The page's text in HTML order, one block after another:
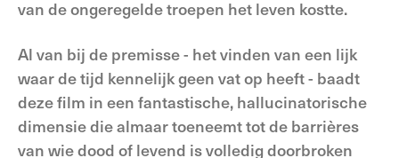
van de ongeregelde troepen het leven kostte.
Al van bij de premisse - het vinden van een lijk
waar de tijd kennelijk geen vat op heeft - baadt
deze film in een fantastische, hallucinatorische
dimensie die almaar toeneemt tot de barrières
van wie dood of levend is volledig doorbroken